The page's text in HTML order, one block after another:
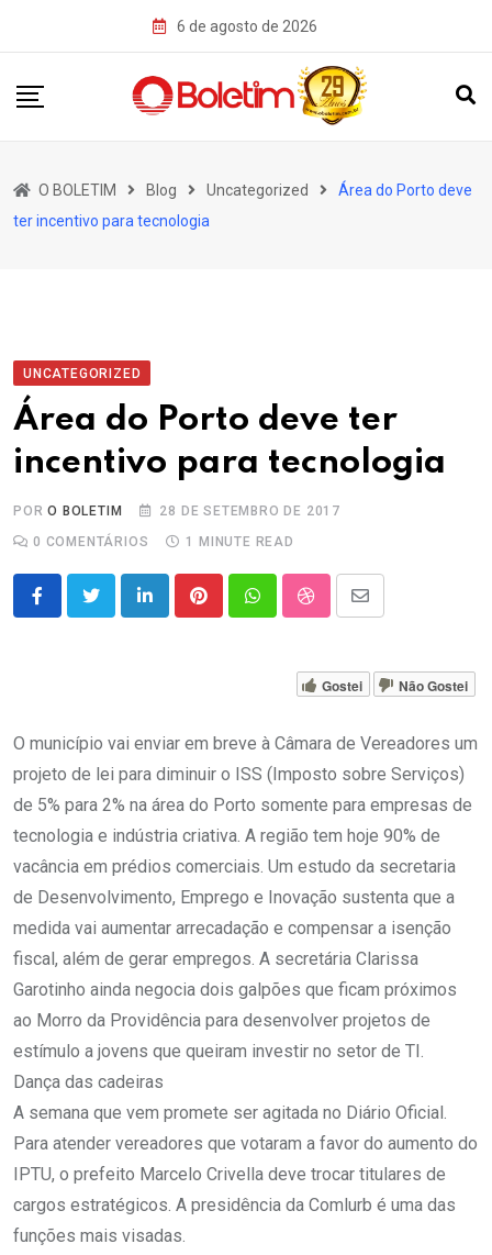
6 de agosto de 2026
O BOLETIM Blog Uncategorized
Área do Porto deve
ter incentivo para tecnologia
UNCATEGORIZED
Área do Porto deve ter
incentivo para tecnologia
PORO BOLETIM
28 DE SETEMBRO DE 2017
0 COMENTÁRIOS 1 MINUTE READ
LinkedInPinterestWhatsappStumbleUpon
Share
Email
Gostei Não Gostei
O município vai enviar em breve à Câmara de Vereadores um
projeto de lei para diminuir o ISS (Imposto sobre Serviços)
de 5% para 2% na área do Porto somente para empresas de
tecnologia e indústria criativa. A região tem hoje 90% de
vacância em prédios comerciais. Um estudo da secretaria
de Desenvolvimento, Emprego e Inovação sustenta que a
medida vai aumentar arrecadação e compensar a isenção
fiscal, além de gerar empregos. A secretária Clarissa
Garotinho ainda negocia dois galpões que ficam próximos
ao Morro da Providência para desenvolver projetos de
estímulo a jovens que queiram investir no setor de TI.
Dança das cadeiras
A semana que vem promete ser agitada no Diário Oficial.
Para atender vereadores que votaram a favor do aumento do
IPTU, o prefeito Marcelo Crivella deve trocar titulares de
cargos estratégicos. A presidência da Comlurb é uma das
funções mais visadas.